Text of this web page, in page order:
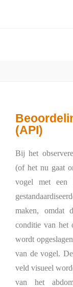
(API)
Bij het
(of het nu gaat
vogel met een
maken, omdat
conditie van het
wordt
van de vogel.
veld visueel
van het